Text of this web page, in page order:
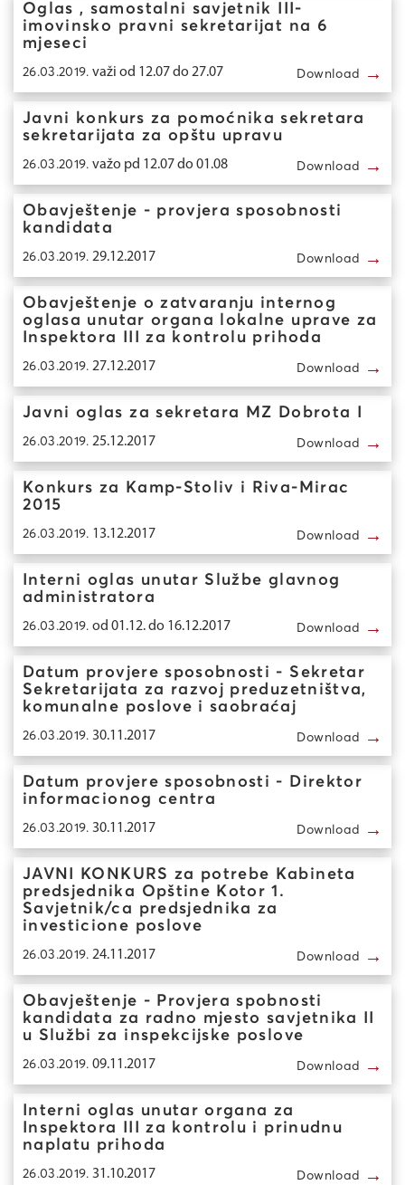
Oglas , samostalni savjetnik III-
imovinsko pravni sekretarijat na 6
mjeseci
26.03.2019. Download →
važi od 12.07 do 27.07
Javni konkurs za pomoćnika sekretara
sekretarijata za opštu upravu
26.03.2019. Download →
važo pd 12.07 do 01.08
Obavještenje - provjera sposobnosti
kandidata
26.03.2019. Download →
29.12.2017
Obavještenje o zatvaranju internog
oglasa unutar organa lokalne uprave za
Inspektora III za kontrolu prihoda
26.03.2019. Download →
27.12.2017
Javni oglas za sekretara MZ Dobrota I
26.03.2019. Download →
25.12.2017
Konkurs za Kamp-Stoliv i Riva-Mirac
2015
26.03.2019. Download →
13.12.2017
Interni oglas unutar Službe glavnog
administratora
26.03.2019. Download →
od 01.12. do 16.12.2017
Datum provjere sposobnosti - Sekretar
Sekretarijata za razvoj preduzetništva,
komunalne poslove i saobraćaj
26.03.2019. Download →
30.11.2017
Datum provjere sposobnosti - Direktor
informacionog centra
26.03.2019. Download →
30.11.2017
JAVNI KONKURS za potrebe Kabineta
predsjednika Opštine Kotor 1.
Savjetnik/ca predsjednika za
investicione poslove
26.03.2019. Download →
24.11.2017
Obavještenje - Provjera spobnosti
kandidata za radno mjesto savjetnika II
u Službi za inspekcijske poslove
26.03.2019. Download →
09.11.2017
Interni oglas unutar organa za
Inspektora III za kontrolu i prinudnu
naplatu prihoda
26.03.2019. Download →
31.10.2017